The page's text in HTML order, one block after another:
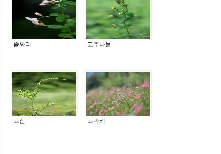
좀싸리 고추나물
고삼 고마리